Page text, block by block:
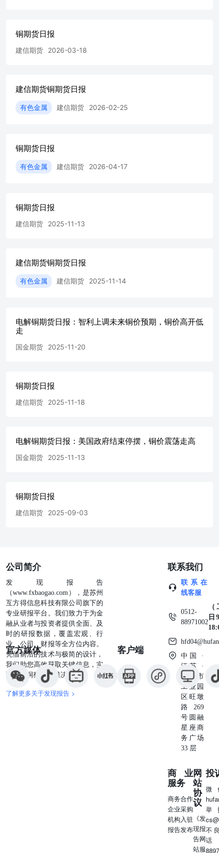
部区域 请阅读正文后的声明-2- 请阅读正文后的声明-3-于6
月7日“以安全和保守的方式”恢复运营。公司补充称，东部
分。3.6月11日，贵溪市召开重点项目建设现场推进会。鹰
园及配套基础设施建设项目、科力铜业年产23万吨再生铜及
项目、云盛新材料年产10万吨高精铜及铜合金板带项目、中
易高精电子材料二期年产1.5万吨合金线项目和鹰潭国际陆
港-保税物流中心（B保）项目等现场，实地查看项目进度，
021-60635738农业产品研究团队021-60635732免责声明：本
报告由建信期货有限责任公司（以下简称本公司）研究发展
负任何责任。市场有风险，投资需谨慎。本报告是基于本公
司认为可靠且已公开的信息，本公司力求但不保证这些信息
的准确性和完整性，也不保证文中观点或陈述不会发生任何
表、引用或再次分发他人等任何形式侵犯本公司版权。如征
注明出处为“建信期货研究发展部”，且不得对本报告进行任
址：深圳市福田区鹏程一路8号深圳建行大厦39层3913电
历下区龙奥北路168号综合营业楼1833-1837室电话：0531-
510620北京营业部地址：北京市宣武门西大街28号大成广场
7门501室电话：010-83120360邮编：100031福清营业部地
址：福清市音西街福清万达广场A1号楼21层2105、2106室
区宝华街255号0874、0876室电话：0574-83062932邮编：
315000【建信期货联系方式】地址：上海市浦东新区银城路
厦）6楼电话：021-60636327邮编：200120西北分公司地
址：西安市高新区高新路42号金融大厦建行1801室电话：
029-88455275邮编：710075浙江分公司地址：杭州市上城区
五星路188号荣安大厦602-1室电话：0571-87777081邮编：
310000上海浦电路营业部地址：上海市浦电路438号1306室
(电梯16层F单元)电话：021-62528592邮编：200122上海杨
树浦路营业部地址：上海市虹口杨树浦路248号瑞丰国际大
厦811室电话：021-63097527邮编：200082泉州营业部地
址：泉州市丰泽区丰泽街608号建行大厦14层CB座电话：
0595-24669988邮编：362000厦门营业部地址：厦门市思明
区鹭江道98号建行大厦2908电话：0592-3248888邮编：
361000成都营业部地址：成都市青羊区提督街88号28层2807
号、2808号电话：028-86199726邮编：610020全国客服电
话：400-90-95533转5网址：http://www.ccbfutures.com
铜期货日报
建信期货 2026-03-18
建信期货铜期货日报
有色金属 建信期货 2026-02-25
铜期货日报
有色金属 建信期货 2026-04-17
铜期货日报
建信期货 2025-11-13
建信期货铜期货日报
有色金属 建信期货 2025-11-14
电解铜期货日报：智利上调未来铜价预期，铜价高开低
走
国金期货 2025-11-20
铜期货日报
建信期货 2025-11-18
电解铜期货日报：美国政府结束停摆，铜价震荡走高
国金期货 2025-11-13
铜期货日报
建信期货 2025-09-03
公司简介
发现报告
（www.fxbaogao.com），是苏州
互方得信息科技有限公司旗下的
专业研报平台。我们致力于为金
融从业者与投资者提供全面、及
时的研报数据，覆盖宏观、行
业、公司、财报等全方位内容。
凭借前沿的技术与极简的设计，
我们助您高效获取关键信息，实
现深度洞察与精准决策。
了解更多关于发现报告 >
官方媒体 客户端
联系我们
联系在
线客服
0512-
88971002
日
中国 ·
江苏 ·
苏州市
工业园
区旺墩
路269
号圆融
星座商
务广场
33 层
商业
服务
商务合作
企业采购
机构入驻
报告发布
网
站
协
议
《发
现报
告网
站服
投
微
举
不